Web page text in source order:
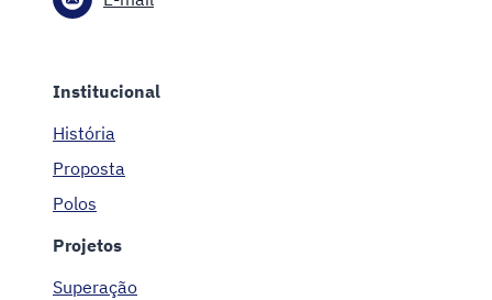
Institucional
História
Proposta
Polos
Projetos
Superação